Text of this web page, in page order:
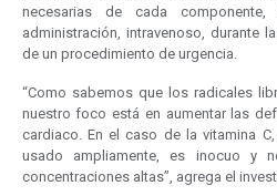
necesarias de cada
administración, intravenoso, durante
de un procedimiento de urgencia.
“Como sabemos que los radicales
nuestro foco está en aumentar las
cardiaco. En el caso de la vitamina
usado ampliamente, es inocuo y
concentraciones altas”, agrega el